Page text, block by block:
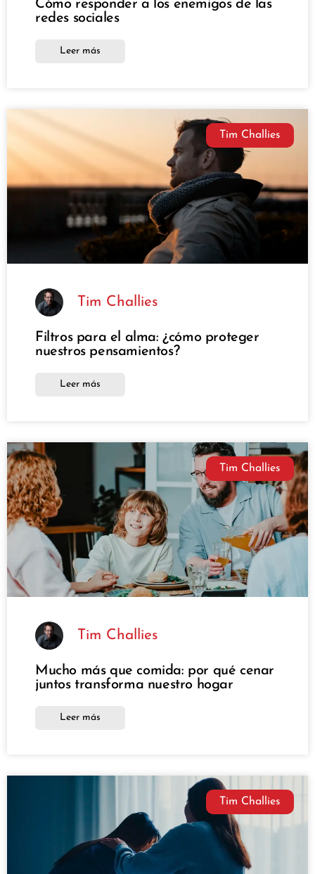
Cómo responder a los enemigos de las
redes sociales
Leer más
Tim Challies
Tim Challies
Filtros para el alma: ¿cómo proteger
nuestros pensamientos?
Leer más
Tim Challies
Tim Challies
Mucho más que comida: por qué cenar
juntos transforma nuestro hogar
Leer más
Tim Challies